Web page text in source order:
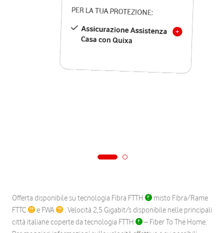
PER LA TUA PROTEZIONE:
Assicurazione Assistenza
Casa con Quixa
Offerta disponibile su tecnologia Fibra FTTH
misto Fibra/Rame
FTTC
e FWA
. Velocità 2,5 Gigabit/s disponibile nelle principali
città italiane coperte da tecnologia FTTH
– Fiber To The Home.